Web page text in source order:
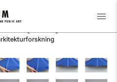
besök: 60+ UnFold –